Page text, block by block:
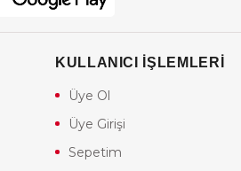
KULLANICI İŞLEMLERİ
Üye Ol
Üye Girişi
Sepetim